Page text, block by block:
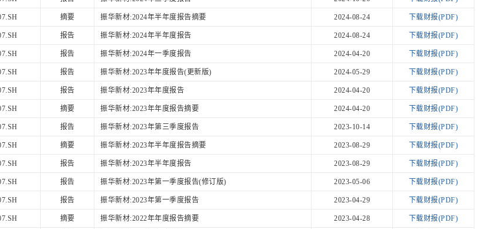
摘要 振华新材:2024年半年度报告摘要 2024-08-24 下载财报(PDF)
报告 振华新材:2024年半年度报告 2024-08-24 下载财报(PDF)
报告 振华新材:2024年一季度报告 2024-04-20 下载财报(PDF)
报告 振华新材:2023年年度报告(更新版) 2024-05-29 下载财报(PDF)
报告 振华新材:2023年年度报告 2024-04-20 下载财报(PDF)
摘要 振华新材:2023年年度报告摘要 2024-04-20 下载财报(PDF)
报告 振华新材:2023年第三季度报告 2023-10-14 下载财报(PDF)
摘要 振华新材:2023年半年度报告摘要 2023-08-29 下载财报(PDF)
报告 振华新材:2023年半年度报告 2023-08-29 下载财报(PDF)
报告 振华新材:2023年第一季度报告(修订版) 2023-05-06 下载财报(PDF)
报告 振华新材:2023年第一季度报告 2023-04-29 下载财报(PDF)
摘要 振华新材:2022年年度报告摘要 2023-04-28 下载财报(PDF)